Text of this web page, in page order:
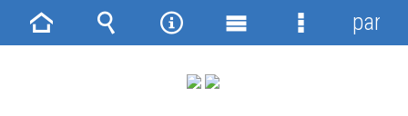
Strona Wyszukiwarka
NarzędziaMenu
Menu
panel